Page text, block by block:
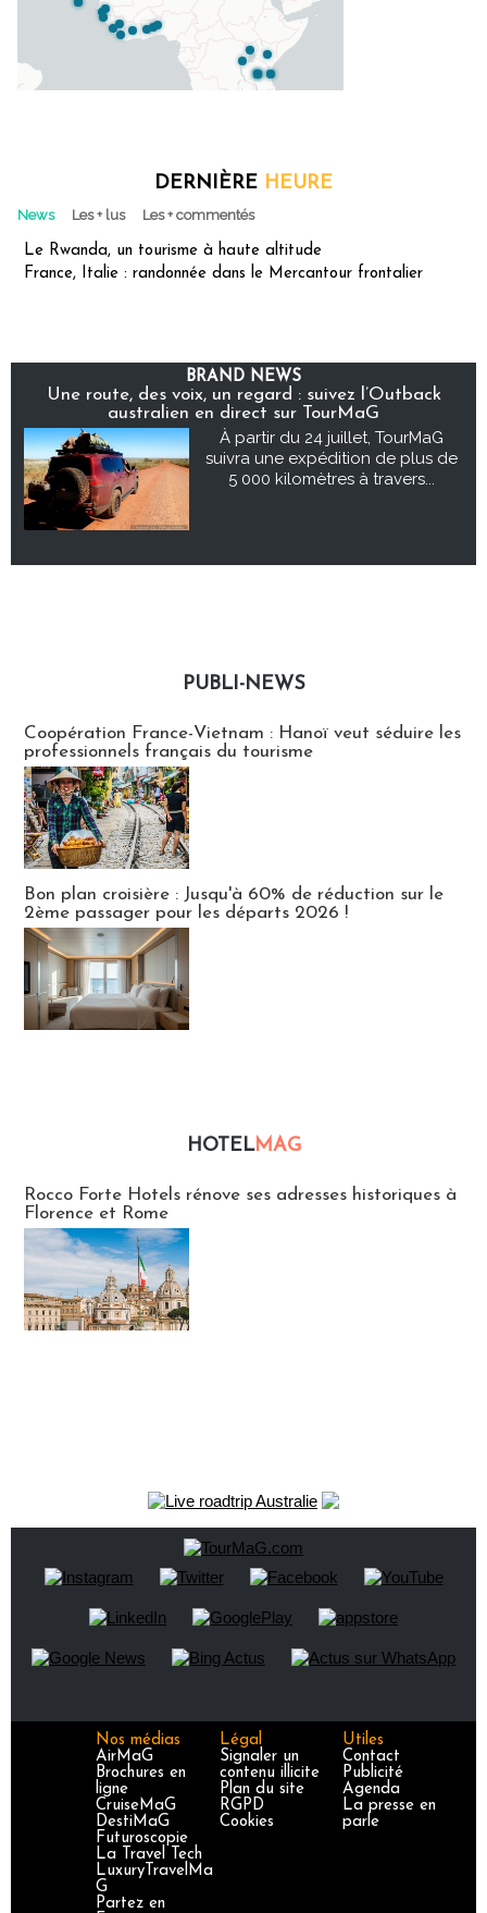
DERNIÈRE HEURE
News Les + lus Les + commentés
Le Rwanda, un tourisme à haute altitude
France, Italie : randonnée dans le Mercantour frontalier
BRAND NEWS
Une route, des voix, un regard : suivez l’Outback
australien en direct sur TourMaG
À partir du 24 juillet, TourMaG
suivra une expédition de plus de
5 000 kilomètres à travers...
PUBLI-NEWS
Coopération France-Vietnam : Hanoï veut séduire les
professionnels français du tourisme
Bon plan croisière : Jusqu'à 60% de réduction sur le
2ème passager pour les départs 2026 !
HOTELMAG
Rocco Forte Hotels rénove ses adresses historiques à
Florence et Rome
Nos médias
AirMaG
Brochures en
ligne
CruiseMaG
DestiMaG
Futuroscopie
La Travel Tech
LuxuryTravelMa
G
Partez en
Légal
Signaler un
contenu illicite
Plan du site
RGPD
Cookies
Utiles
Contact
Publicité
Agenda
La presse en
parle